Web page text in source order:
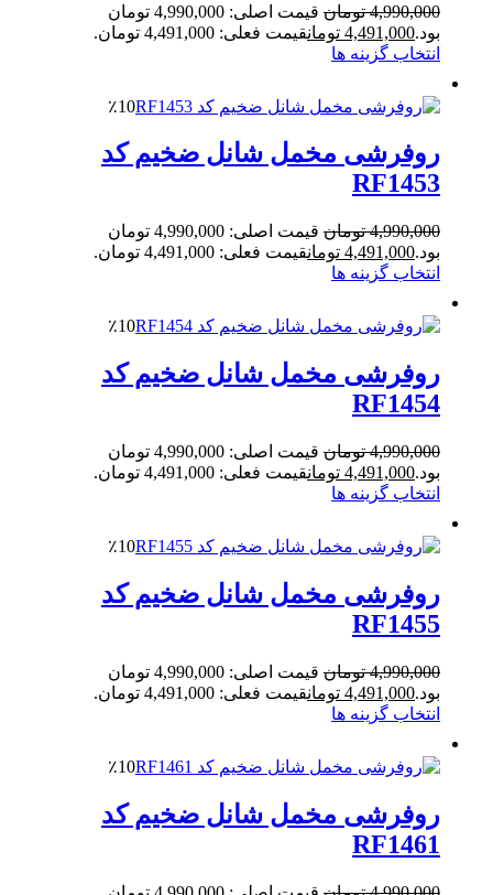
4,990,000 تومان
قیمت اصلی: 4,990,000 تومان
بود.4,491,000 تومانقیمت فعلی: 4,491,000 تومان.
انتخاب گزینه ها
٪10
روفرشی مخمل شانل ضخیم کد
RF1453
4,990,000 تومان
قیمت اصلی: 4,990,000 تومان
بود.4,491,000 تومانقیمت فعلی: 4,491,000 تومان.
انتخاب گزینه ها
٪10
روفرشی مخمل شانل ضخیم کد
RF1454
4,990,000 تومان
قیمت اصلی: 4,990,000 تومان
بود.4,491,000 تومانقیمت فعلی: 4,491,000 تومان.
انتخاب گزینه ها
٪10
روفرشی مخمل شانل ضخیم کد
RF1455
4,990,000 تومان
قیمت اصلی: 4,990,000 تومان
بود.4,491,000 تومانقیمت فعلی: 4,491,000 تومان.
انتخاب گزینه ها
٪10
روفرشی مخمل شانل ضخیم کد
RF1461